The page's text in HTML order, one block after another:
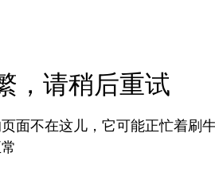
，请稍后重试
面不在这儿，它可能正忙着刷